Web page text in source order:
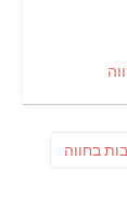
בחווה